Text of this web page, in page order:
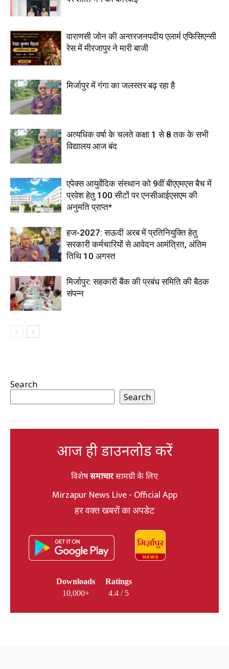
वाराणसी जोन की अन्तरजनपदीय एलार्म एफिसिएन्सी
रेस में मीरजापुर ने मारी बाजी
मिर्जापुर में गंगा का जलस्तर बढ़ रहा है
अत्यधिक वर्षा के चलते कक्षा 1 से 8 तक के सभी
विद्यालय आज बंद
एपेक्स आयुर्वेदिक संस्थान को 9वीं बीएएमएस बैच में
प्रवेश हेतु 100 सीटों पर एनसीआईएसएम की
अनुमति प्राप्त*
हज-2027: सऊदी अरब में प्रतिनियुक्ति हेतु
सरकारी कर्मचारियों से आवेदन आमंत्रित, अंतिम
तिथि 10 अगस्त
मिर्जापुर: सहकारी बैंक की प्रबंध समिति की बैठक
संपन्न
Search
Search
आज ही डाउनलोड करें
विशेषसमाचारसामग्री के लिए
Mirzapur News Live - Official App
हर वक्त खबरों का अपडेट
Downloads
10,000+
Ratings
4.4 / 5